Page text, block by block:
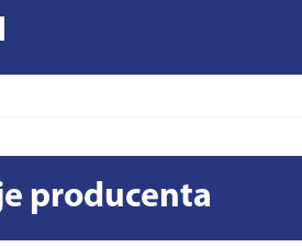
producenta